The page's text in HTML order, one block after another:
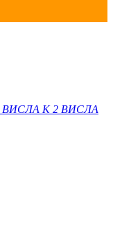
ВИСЛА K 2 ВИСЛА